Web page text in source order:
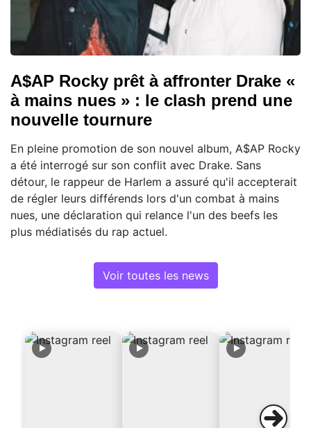
A$AP Rocky prêt à affronter Drake «
à mains nues » : le clash prend une
nouvelle tournure
En pleine promotion de son nouvel album, A$AP Rocky
a été interrogé sur son conflit avec Drake. Sans
détour, le rappeur de Harlem a assuré qu'il accepterait
de régler leurs différends lors d'un combat à mains
nues, une déclaration qui relance l'un des beefs les
plus médiatisés du rap actuel.
Voir toutes les news